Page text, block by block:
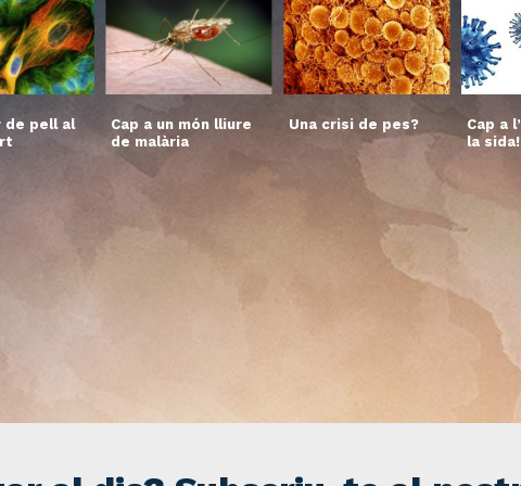
de pell al
Cap a un món lliure
de malària
Una crisi de pes?
Cap a
la sida!